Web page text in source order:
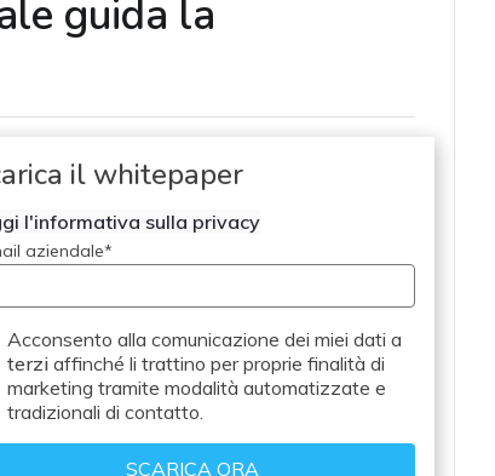
guida la
il whitepaper
l'informativa sulla privacy
aziendale*
Acconsento alla comunicazione dei miei dati a
terzi affinché li trattino per proprie finalità di
marketing tramite modalità automatizzate e
tradizionali di contatto.